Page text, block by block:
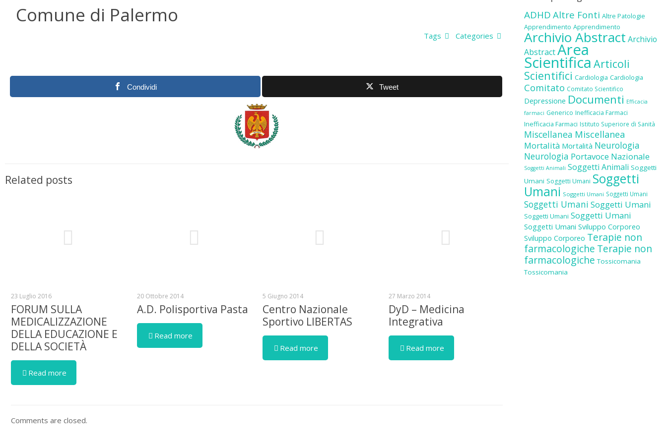
Comune di Palermo
Categories
Tags
Condividi Tweet
Related posts
23 Luglio 2016
FORUM SULLA
MEDICALIZZAZIONE
DELLA EDUCAZIONE E
DELLA SOCIETÀ
Read more
20 Ottobre 2014
A.D. Polisportiva Pasta
Read more
5 Giugno 2014
Centro Nazionale
Sportivo LIBERTAS
Read more
27 Marzo 2014
DyD – Medicina
Integrativa
Read more
Comments are closed.
ADHD Altre Fonti Altre Patologie
Apprendimento Apprendimento
Archivio Abstract Archivio
AbstractArea
Scientifica Articoli
Scientifici Cardiologia Cardiologia
Comitato Comitato Scientifico
Depressione Documenti Efficacia
farmaci Generico Inefficacia Farmaci
Inefficacia Farmaci Istituto Superiore di Sanità
Miscellanea Miscellanea
Mortalità Mortalità Neurologia
Neurologia Portavoce Nazionale
Soggetti Animali Soggetti Animali Soggetti
Umani Soggetti Umani Soggetti
Umani Soggetti Umani Soggetti Umani
Soggetti Umani Soggetti Umani
Soggetti Umani Soggetti Umani
Soggetti Umani Sviluppo Corporeo
Sviluppo Corporeo Terapie non
farmacologiche Terapie non
farmacologiche Tossicomania
Tossicomania